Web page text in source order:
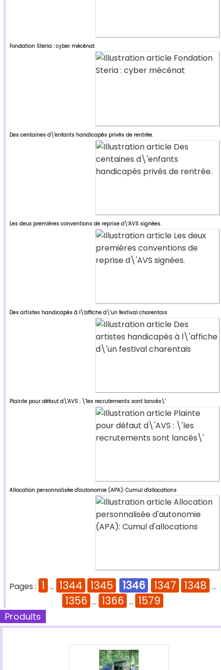
Fondation Steria : cyber mécénat
Des centaines d\'enfants handicapés privés de rentrée.
Les deux premières conventions de reprise d\'AVS signées.
Des artistes handicapés à l\'affiche d\'un festival charentais
Plainte pour défaut d\'AVS : \'les recrutements sont lancés\'
Allocation personnalisée d'autonomie (APA): Cumul d'allocations
Pages : 1 ... 1344 1345 1346 1347 1348 ...
1356 ... 1366 ... 1579
Produits